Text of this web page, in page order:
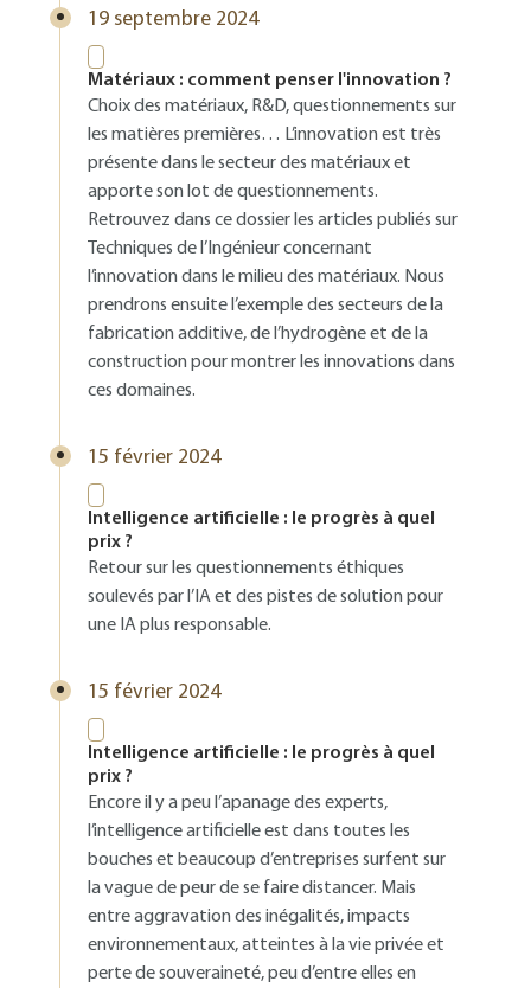
19 septembre 2024
Matériaux : comment penser l'innovation ?
Choix des matériaux, R&D, questionnements sur
les matières premières… L’innovation est très
présente dans le secteur des matériaux et
apporte son lot de questionnements.
Retrouvez dans ce dossier les articles publiés sur
Techniques de l’Ingénieur concernant
l’innovation dans le milieu des matériaux. Nous
prendrons ensuite l’exemple des secteurs de la
fabrication additive, de l’hydrogène et de la
construction pour montrer les innovations dans
ces domaines.
15 février 2024
Intelligence artificielle : le progrès à quel
prix ?
Retour sur les questionnements éthiques
soulevés par l’IA et des pistes de solution pour
une IA plus responsable.
15 février 2024
Intelligence artificielle : le progrès à quel
prix ?
Encore il y a peu l’apanage des experts,
l’intelligence artificielle est dans toutes les
bouches et beaucoup d’entreprises surfent sur
la vague de peur de se faire distancer. Mais
entre aggravation des inégalités, impacts
environnementaux, atteintes à la vie privée et
perte de souveraineté, peu d’entre elles en